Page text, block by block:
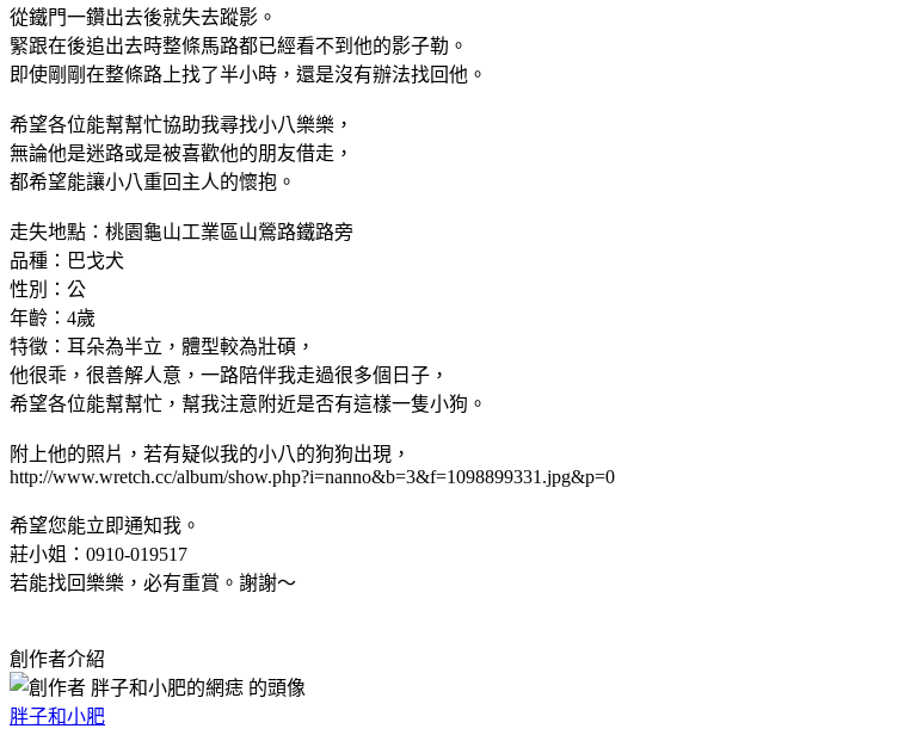
從鐵門一鑽出去後就失去蹤影。
緊跟在後追出去時整條馬路都已經看不到他的影子勒。
即使剛剛在整條路上找了半小時，還是沒有辦法找回他。
希望各位能幫幫忙協助我尋找小八樂樂，
無論他是迷路或是被喜歡他的朋友借走，
都希望能讓小八重回主人的懷抱。
走失地點：桃園龜山工業區山鶯路鐵路旁
品種：巴戈犬
性別：公
年齡：4歲
特徵：耳朵為半立，體型較為壯碩，
他很乖，很善解人意，一路陪伴我走過很多個日子，
希望各位能幫幫忙，幫我注意附近是否有這樣一隻小狗。
附上他的照片，若有疑似我的小八的狗狗出現，
http://www.wretch.cc/album/show.php?i=nanno&b=3&f=1098899331.jpg&p=0
希望您能立即通知我。
莊小姐：0910-019517
若能找回樂樂，必有重賞。謝謝～
創作者介紹
胖子和小肥